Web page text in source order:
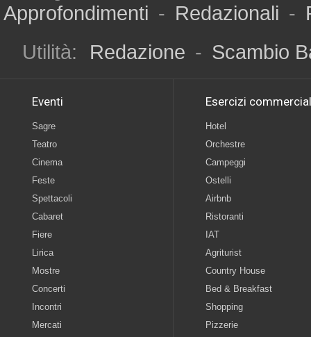
Approfondimenti - Redazionali -
Utilità:
Redazione - Scambio
Eventi
Sagre
Teatro
Cinema
Feste
Spettacoli
Cabaret
Fiere
Lirica
Mostre
Concerti
Incontri
Mercati
Esercizi
Hotel
Orchestre
Campeggi
Ostelli
Airbnb
Ristoranti
IAT
Agriturist
Country House
Bed & Breakfast
Shopping
Pizzerie